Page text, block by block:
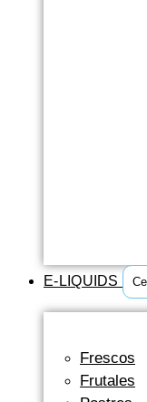
E-LIQUIDS
Frescos
Frutales